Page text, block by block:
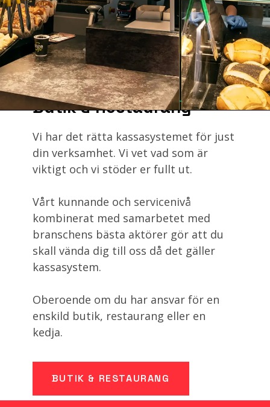
Butik & Restaurang
Vi har det rätta kassasystemet för just
din verksamhet. Vi vet vad som är
viktigt och vi stöder er fullt ut.
Vårt kunnande och servicenivå
kombinerat med samarbetet med
branschens bästa aktörer gör att du
skall vända dig till oss då det gäller
kassasystem.
Oberoende om du har ansvar för en
enskild butik, restaurang eller en
kedja.
BUTIK & RESTAURANG